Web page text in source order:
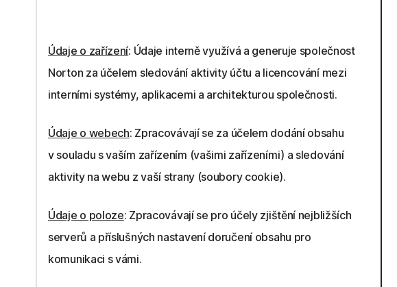
Údaje o zařízení: Údaje interně využívá a generuje společnost
Norton za účelem sledování aktivity účtu a licencování mezi
interními systémy, aplikacemi a architekturou společnosti.
Údaje o webech: Zpracovávají se za účelem dodání obsahu
v souladu s vaším zařízením (vašimi zařízeními) a sledování
aktivity na webu z vaší strany (soubory cookie).
Údaje o poloze: Zpracovávají se pro účely zjištění nejbližších
serverů a příslušných nastavení doručení obsahu pro
komunikaci s vámi.